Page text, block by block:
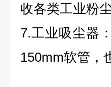
收各类工业粉
7.工业吸尘器
150mm软管，